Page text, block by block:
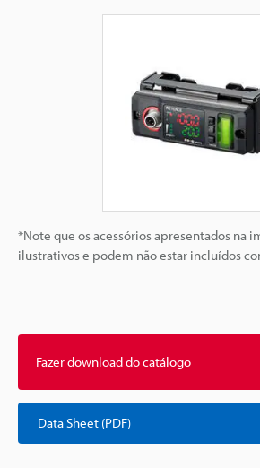
*Note que os acessórios apresentados na
ilustrativos e podem não estar incluídos
Fazer download do catálogo
Data Sheet (PDF)